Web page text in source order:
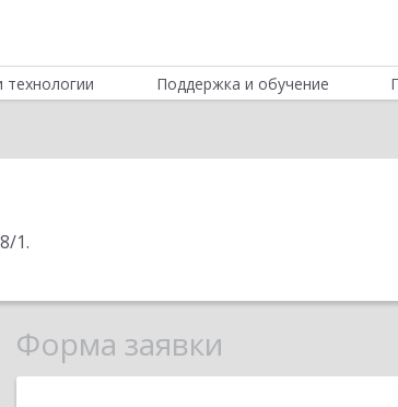
Поддержка и обучение
1.
Форма заявки